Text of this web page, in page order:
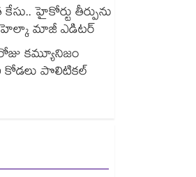
హైకోర్టు తీర్పును
మాజీ ఎడిటర్
రోజు కమ్యూనిజం
కోడలు పొలిటికల్